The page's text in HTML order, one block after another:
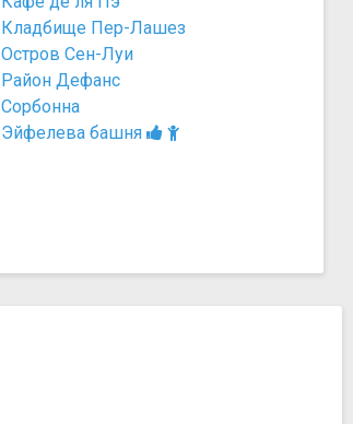
Кладбище Пер-Лашез
Остров Сен-Луи
Район Дефанс
Сорбонна
Эйфелева башня